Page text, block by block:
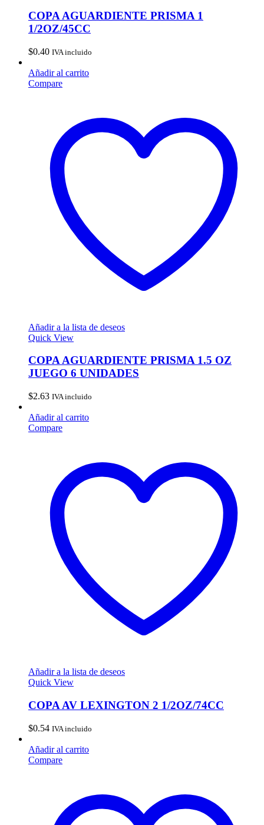
COPA AGUARDIENTE PRISMA 1
1/2OZ/45CC
$0.40 IVA incluido
Añadir al carrito
Compare
Añadir a la lista de deseos
Quick View
COPA AGUARDIENTE PRISMA 1.5 OZ
JUEGO 6 UNIDADES
$2.63 IVA incluido
Añadir al carrito
Compare
Añadir a la lista de deseos
Quick View
COPA AV LEXINGTON 2 1/2OZ/74CC
$0.54 IVA incluido
Añadir al carrito
Compare